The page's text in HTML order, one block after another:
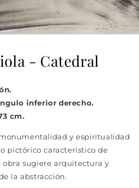
- Catedral
inferior derecho.
cm.
y espiritualidad
pictórico característico de
obra sugiere arquitectura y
la abstracción.